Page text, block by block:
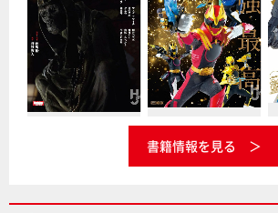
書籍情報を見る